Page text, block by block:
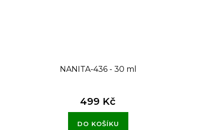
NANITA-436 - 30 ml
499 Kč
DO KOŠÍKU